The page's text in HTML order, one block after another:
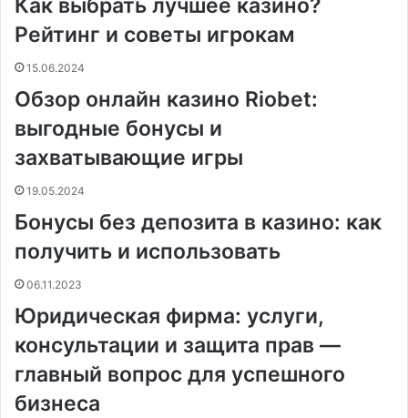
t
е с
к
e
r
Как выбрать лучшее казино?
Рейтинг и советы игрокам
15.06.2024
Обзор онлайн казино Riobet:
выгодные бонусы и
захватывающие игры
19.05.2024
Бонусы без депозита в казино: как
получить и использовать
06.11.2023
Юридическая фирма: услуги,
консультации и защита прав —
главный вопрос для успешного
бизнеса